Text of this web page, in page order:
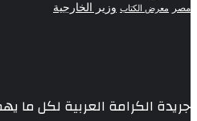
مصر معرض الكتاب وزير الخارجية
جريدة الكرامة العربية لكل ما